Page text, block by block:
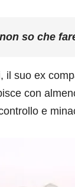
so che
il suo ex
con
e